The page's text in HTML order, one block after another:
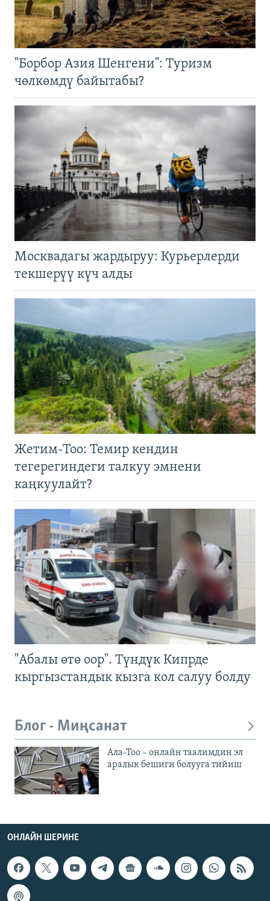
"Борбор Азия Шенгени": Туризм
чөлкөмдү байытабы?
Москвадагы жардыруу: Курьерлерди
текшерүү күч алды
Жетим-Тоо: Темир кендин
тегерегиндеги талкуу эмнени
каңкуулайт?
"Абалы өтө оор". Түндүк Кипрде
кыргызстандык кызга кол салуу болду
Блог - Миңсанат
Ала-Тоо – онлайн таалимдин эл
аралык бешиги болууга тийиш
ОНЛАЙН ШЕРИНЕ